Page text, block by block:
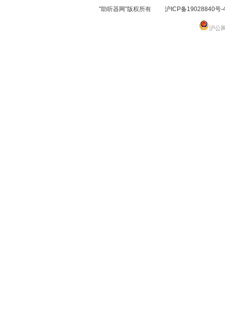
"助听器网"版权所有 沪ICP备19028840号-
沪公